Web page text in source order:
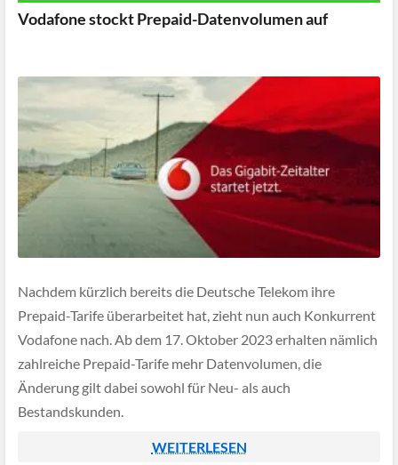
Vodafone stockt Prepaid-Datenvolumen auf
Nachdem kürzlich bereits die Deutsche Telekom ihre
Prepaid-Tarife überarbeitet hat, zieht nun auch Konkurrent
Vodafone nach. Ab dem 17. Oktober 2023 erhalten nämlich
zahlreiche Prepaid-Tarife mehr Datenvolumen, die
Änderung gilt dabei sowohl für Neu- als auch
Bestandskunden.
WEITERLESEN